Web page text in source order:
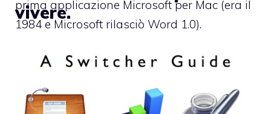
prima applicazione Microsoft per Mac (era il
1984 e Microsoft rilasciò Word 1.0).
vivere.